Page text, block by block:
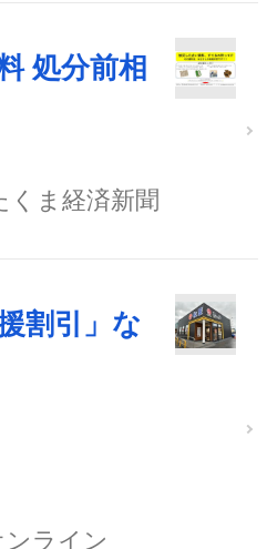
処分前相
くま経済新聞
割引」な
ンライン